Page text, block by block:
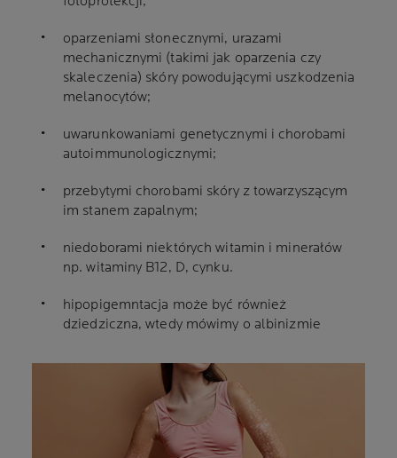
oparzeniami słonecznymi, urazami
mechanicznymi (takimi jak oparzenia czy
skaleczenia) skóry powodującymi uszkodzenia
melanocytów;
uwarunkowaniami genetycznymi i chorobami
autoimmunologicznymi;
przebytymi chorobami skóry z towarzyszącym
im stanem zapalnym;
niedoborami niektórych witamin i minerałów
np. witaminy B12, D, cynku.
hipopigemntacja może być również
dziedziczna, wtedy mówimy o albinizmie